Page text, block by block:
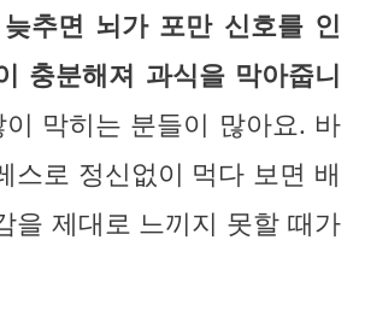
추면 뇌가 포만 신호를 인
충분해져 과식을 막아줍니
이 막히는 분들이 많아요. 바
스로 정신없이 먹다 보면 배
을 제대로 느끼지 못할 때가